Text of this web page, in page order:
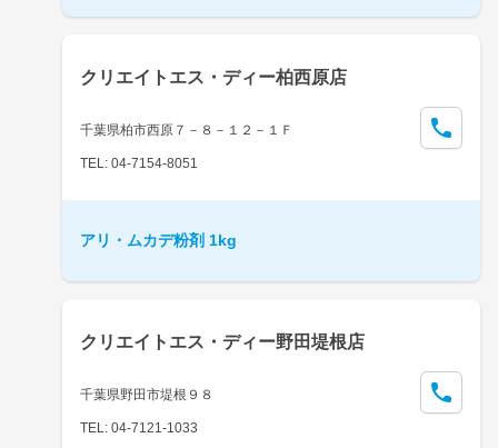
クリエイトエス・ディー柏西原店
千葉県柏市西原７－８－１２－１Ｆ
TEL: 04-7154-8051
アリ・ムカデ粉剤 1kg
クリエイトエス・ディー野田堤根店
千葉県野田市堤根９８
TEL: 04-7121-1033